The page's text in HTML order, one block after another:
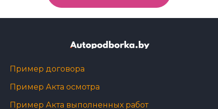
Пример договора
Пример Акта осмотра
Пример Акта выполненных работ